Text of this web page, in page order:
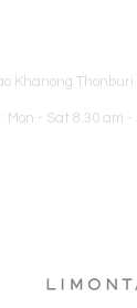
Khanong
- Sat 8.30 am -